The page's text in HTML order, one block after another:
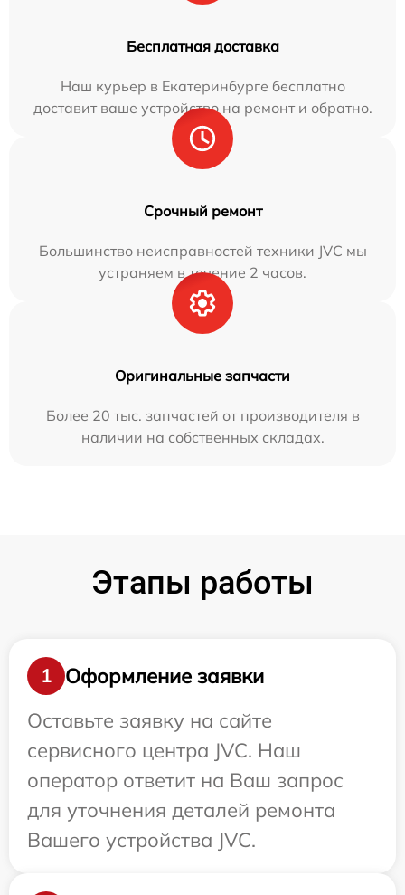
Бесплатная доставка
Наш курьер в Екатеринбурге бесплатно
доставит ваше устройство на ремонт и обратно.
Срочный ремонт
Большинство неисправностей техники JVC мы
устраняем в течение 2 часов.
Оригинальные запчасти
Более 20 тыс. запчастей от производителя в
наличии на собственных складах.
Этапы работы
1
Оформление заявки
Оставьте заявку на сайте
сервисного центра JVC. Наш
оператор ответит на Ваш запрос
для уточнения деталей ремонта
Вашего устройства JVC.